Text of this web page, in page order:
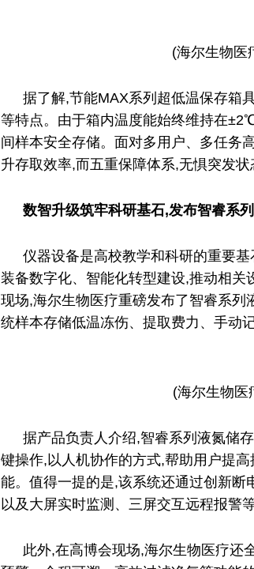
(海尔生物医
据了解,节能MAX系列超低温保存箱
等特点。由于箱内温度能始终维持在
间样本安全存储。面对多用户、多任务
升存取效率,而五重保障体系,无惧突发状
数智升级筑牢科研基石,发布智睿系
仪器设备是高校教学和科研的重要
装备数字化、智能化转型建设,推动相关
现场,海尔生物医疗重磅发布了智睿系列
统样本存储低温冻伤、提取费力、手动
(海尔生物医
据产品负责人介绍,智睿系列液氮储
键操作,以人机协作的方式,帮助用户提
能。值得一提的是,该系统还通过创新
以及大屏实时监测、三屏交互远程报警
此外,在高博会现场,海尔生物医疗还